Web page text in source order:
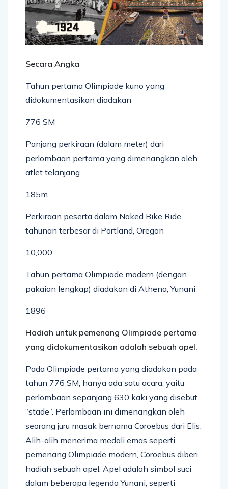
Secara Angka
Tahun pertama Olimpiade kuno yang
didokumentasikan diadakan
776 SM
Panjang perkiraan (dalam meter) dari
perlombaan pertama yang dimenangkan oleh
atlet telanjang
185m
Perkiraan peserta dalam Naked Bike Ride
tahunan terbesar di Portland, Oregon
10,000
Tahun pertama Olimpiade modern (dengan
pakaian lengkap) diadakan di Athena, Yunani
1896
Hadiah untuk pemenang Olimpiade pertama
yang didokumentasikan adalah sebuah apel.
Pada Olimpiade pertama yang diadakan pada
tahun 776 SM, hanya ada satu acara, yaitu
perlombaan sepanjang 630 kaki yang disebut
“stade”. Perlombaan ini dimenangkan oleh
seorang juru masak bernama Coroebus dari Elis.
Alih-alih menerima medali emas seperti
pemenang Olimpiade modern, Coroebus diberi
hadiah sebuah apel. Apel adalah simbol suci
dalam beberapa legenda Yunani, seperti